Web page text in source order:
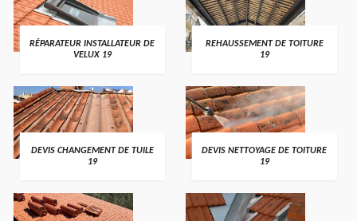
RÉPARATEUR INSTALLATEUR DE
VELUX 19
REHAUSSEMENT DE TOITURE
19
DEVIS CHANGEMENT DE TUILE
19
DEVIS NETTOYAGE DE TOITURE
19